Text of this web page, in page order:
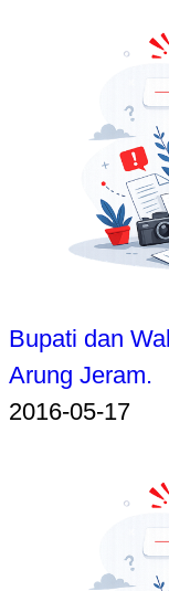
Bupati dan
Arung Jeram.
2016-05-17